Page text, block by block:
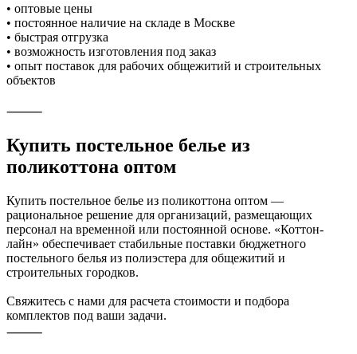
• оптовые цены
• постоянное наличие на складе в Москве
• быстрая отгрузка
• возможность изготовления под заказ
• опыт поставок для рабочих общежитий и строительных
объектов
⸻
Купить постельное белье из
поликоттона оптом
Купить постельное белье из поликоттона оптом —
рациональное решение для организаций, размещающих
персонал на временной или постоянной основе. «Коттон-
лайн» обеспечивает стабильные поставки бюджетного
постельного белья из полиэстера для общежитий и
строительных городков.
Свяжитесь с нами для расчета стоимости и подбора
комплектов под ваши задачи.
⸻